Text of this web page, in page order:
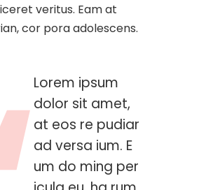
veritus. Eam at
cor pora adolescens.
Lorem ipsum
dolor sit amet,
at eos re pudiar
ad versa ium. E
um do ming per